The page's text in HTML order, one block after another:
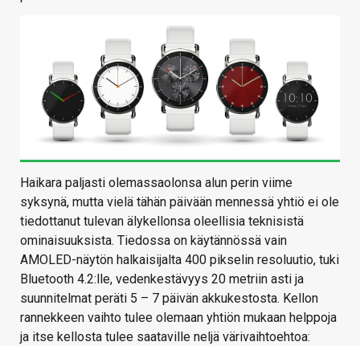
Haikara paljasti olemassaolonsa alun perin viime
syksynä, mutta vielä tähän päivään mennessä yhtiö ei ole
tiedottanut tulevan älykellonsa oleellisia teknisistä
ominaisuuksista. Tiedossa on käytännössä vain
AMOLED-näytön halkaisijalta 400 pikselin resoluutio, tuki
Bluetooth 4.2:lle, vedenkestävyys 20 metriin asti ja
suunnitelmat peräti 5 – 7 päivän akkukestosta. Kellon
rannekkeen vaihto tulee olemaan yhtiön mukaan helppoja
ja itse kellosta tulee saataville neljä värivaihtoehtoa: